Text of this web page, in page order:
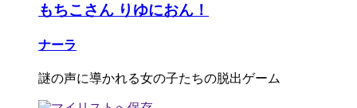
もちこさん りゆにおん！
ナーラ
謎の声に導かれる女の子たちの脱出ゲーム